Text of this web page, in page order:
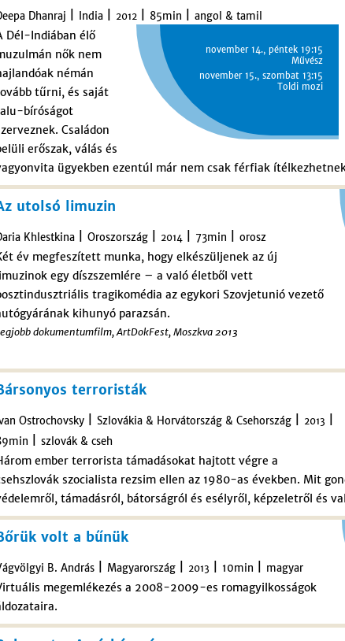
november 14., péntek 19:15
Művész
november 15., szombat 13:15
Toldi mozi
Dhanraj India 2012 85min angol & tamil
Dél-Indiában élő
nők nem
némán
tűrni, és saját
bíróságot
Családon
erőszak, válás és
ügyekben ezentúl már nem csak férfiak
utolsó limuzin
Khlestkina Oroszország 2014 73min orosz
év megfeszített munka, hogy elkészüljenek az új
egy díszszemlére – a való életből vett
tragikomédia az egykori Szovjetunió vezető
kihunyó parazsán.
dokumentumfilm, ArtDokFest, Moszkva 2013
terroristák
Ostrochovsky Szlovákia & Horvátország & Csehország 2013
szlovák & cseh
ember terrorista támadásokat hajtott végre a
szocialista rezsim ellen az 1980-as években. Mit
támadásról, bátorságról és esélyről, képzeletről és
volt a bűnük
B. András Magyarország 2013 10min magyar
megemlékezés a 2008-2009-es romagyilkosságok